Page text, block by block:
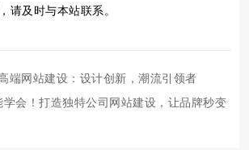
请及时与本站联系。
端网站建设：设计创新，潮流引领者
学会！打造独特公司网站建设，让品牌秒变